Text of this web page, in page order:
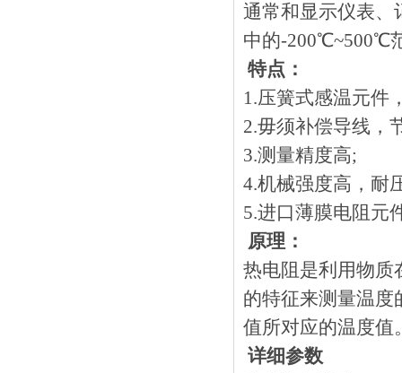
通常和显示仪表
中的-200℃~500℃范
特点：
1.压簧式感温元件
2.毋须补偿导线，节
3.测量精度高;
4.机械强度高，
5.进口薄膜电阻元
原理：
热电阻是利用物质
的特征来测量温度的
值所对应的温度值
详细参数